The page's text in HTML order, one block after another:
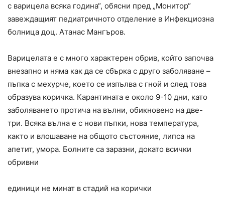
с варицела всяка година“, обясни пред „Монитор“
завеждащият педиатричното отделение в Инфекциозна
болница доц. Атанас Мангъров.
Варицелата е с много характерен обрив, който започва
внезапно и няма как да се сбърка с друго заболяване –
пъпка с мехурче, което се изпълва с гной и след това
образува коричка. Карантината е около 9-10 дни, като
заболяването протича на вълни, обикновено на две-
три. Всяка вълна е с нови пъпки, нова температура,
както и влошаване на общото състояние, липса на
апетит, умора. Болните са заразни, докато всички
обривни
единици не минат в стадий на корички